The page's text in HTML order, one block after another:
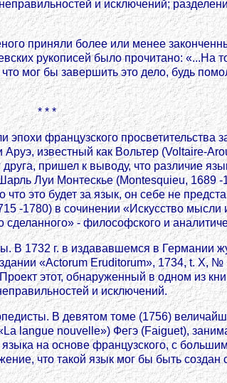
и исключений;
приняли более или менее
рукописей было прочитано: «...На
мог бы завершить это дело, будь
* * *
французского просветительства
известный как Вольтер (Voltaire-
пришел к выводу, что различие
Луи Монтескье (Montesquieu, 1689
это будет за язык, он себе не
-1780) в сочинении «Искусство
- философского и
В 1732 г. в издававшемся в Германии
«Actorum Eruditorum», 1734, t. X,
этот, обнаруженный в одном из
и исключений.
В девятом томе (1756)
langue nouvelle») Фегэ (Faiguet),
на основе французского, с
что такой язык мог бы быть